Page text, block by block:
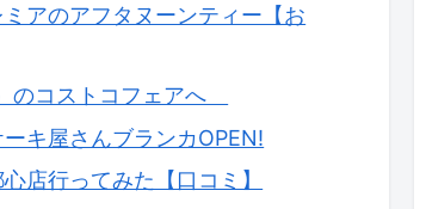
アのアフタヌーンティー【お
のコストコフェアへ
キ屋さんブランカOPEN!
店行ってみた【口コミ】